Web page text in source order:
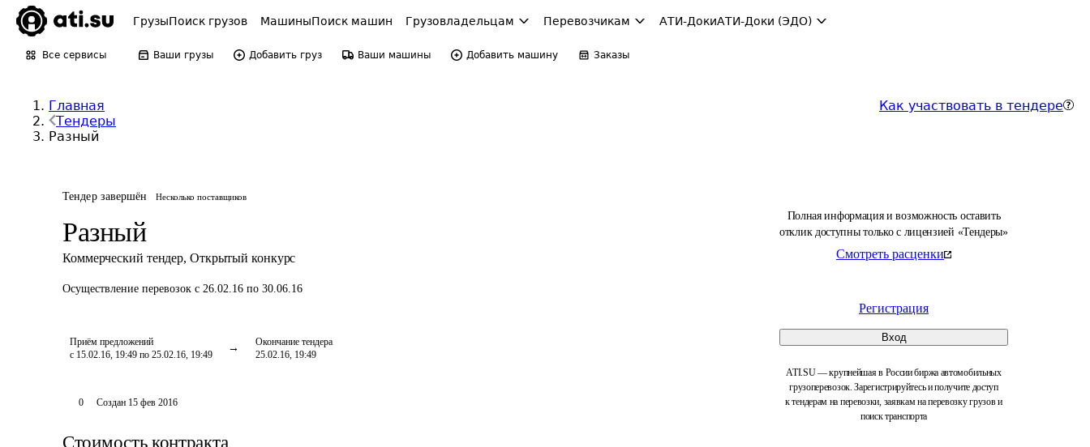
ГрузыПоиск грузов МашиныПоиск машин Грузовладельцам Перевозчикам АТИ-ДокиАТИ-Доки (ЭДО)
Все сервисы Ваши грузы Добавить груз Ваши машины Добавить машину Заказы
Главная
Тендеры
Разный
Как участвовать в тендере
Тендер завершён Несколько поставщиков
Разный
Коммерческий тендер, Открытый конкурс
Осуществление перевозок с 26.02.16 по 30.06.16
Приём предложений
с 15.02.16, 19:49 по 25.02.16, 19:49
Окончание тендера
25.02.16, 19:49
Полная информация и возможность оставить
отклик доступны только с лицензией «Тендеры»
Смотреть расценки
Регистрация
Вход
ATI.SU — крупнейшая в России биржа автомобильных
грузоперевозок. Зарегистрируйтесь и получите доступ
к тендерам на перевозки, заявкам на перевозку грузов и
поиск транспорта
0 Создан 15 фев 2016
Стоимость контракта